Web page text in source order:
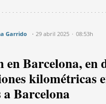
Garrido 29 abril 2025 08:53h
en Barcelona, en
kilométricas
a Barcelona